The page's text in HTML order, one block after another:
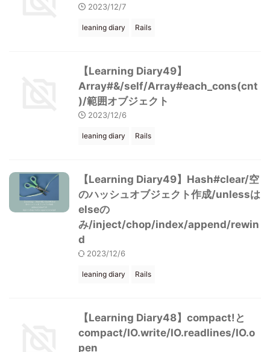
2023/12/7
leaning diary Rails
【Learning Diary49】
Array#&/self/Array#each_cons(cnt
)/範囲オブジェクト
2023/12/6
leaning diary Rails
【Learning Diary49】Hash#clear/空
のハッシュオブジェクト作成/unlessは
elseの
み/inject/chop/index/append/rewin
d
2023/12/6
leaning diary Rails
【Learning Diary48】compact!と
compact/IO.write/IO.readlines/IO.o
pen